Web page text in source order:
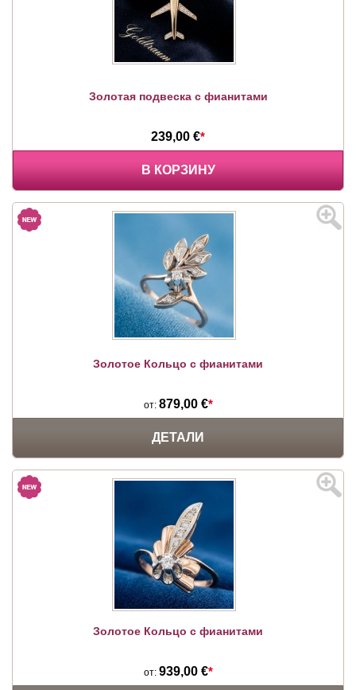
Золотая подвеска с фианитами
239,00 €*
В КОРЗИНУ
Золотое Кольцо с фианитами
от: 879,00 €*
ДЕТАЛИ
Золотое Кольцо с фианитами
от: 939,00 €*